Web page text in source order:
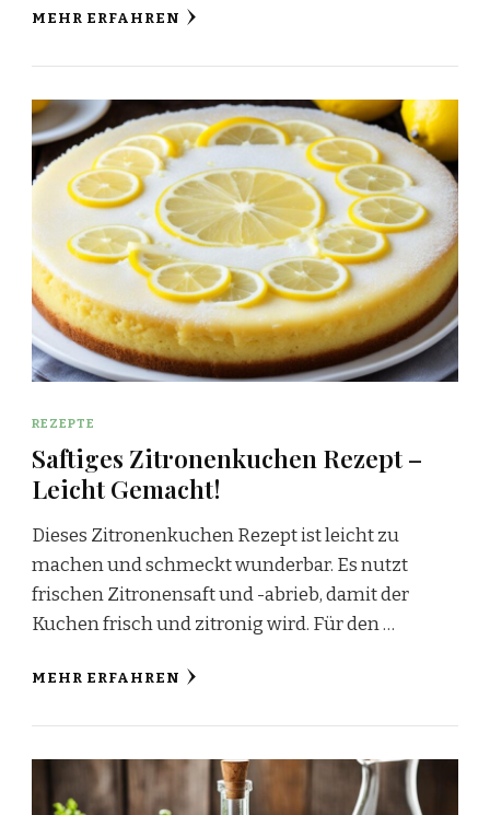
MEHR ERFAHREN
REZEPTE
Saftiges Zitronenkuchen Rezept –
Leicht Gemacht!
Dieses Zitronenkuchen Rezept ist leicht zu
machen und schmeckt wunderbar. Es nutzt
frischen Zitronensaft und -abrieb, damit der
Kuchen frisch und zitronig wird. Für den …
MEHR ERFAHREN